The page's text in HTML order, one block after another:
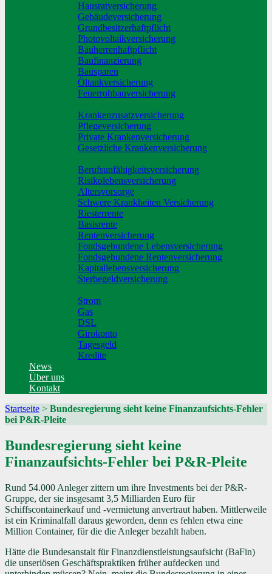
Hausratversicherung
Gebäudeversicherung
Grundbesitzerhaftpflicht
Photovoltaikversicherung
Bauherrenhaftpflicht
Baufinanzierung
Bausparen
Öltankversicherung
Feuerrohbauversicherung
Krankenzusatzversicherung
Pflegeversicherung
Private Krankenversicherung
Gesetzliche Krankenversicherung
Berufs­unfähigkeitsversicherung
Risikolebensversicherung
Altersvorsorge
Schwere Krankheiten Versicherung
Riesterrente
Basisrente
Rentenversicherung
Fondsgebundene Lebensversicherung
Fondsgebundene Rentenversicherung
Kapitallebensversicherung
Sterbegeldversicherung
Strom
Gas
DSL
Girokonto
Tagesgeld
Kredite
News
Über uns
Kontakt
Startseite > Bundesregierung sieht keine Finanzaufsichts-Fehler
bei P&R-Pleite
Bundesregierung sieht keine
Finanzaufsichts-Fehler bei P&R-Pleite
Rund 54.000 Anleger zittern um ihre Investments bei der P&R-
Gruppe, der sie insgesamt 3,5 Milliarden Euro für
Schiffscontainerkauf und -vermietung anvertraut haben. Mittlerweile
ist ein Kriminalfall daraus geworden, denn es fehlen etwa eine
Million Container, für die die Anleger bezahlt haben.
Hätte die Bundesanstalt für Finanzdienstleistungsaufsicht (BaFin)
die unseriösen Geschäftspraktiken früher aufdecken und